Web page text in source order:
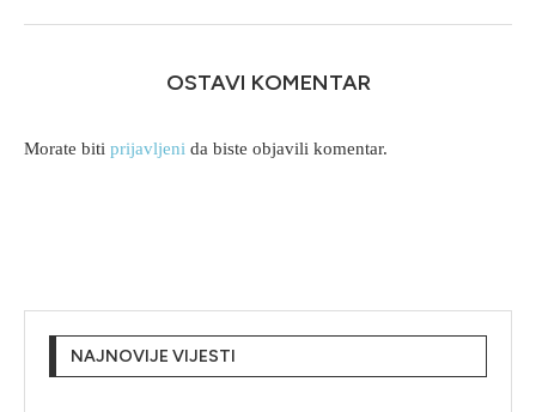
OSTAVI KOMENTAR
Morate biti prijavljeni da biste objavili komentar.
NAJNOVIJE VIJESTI